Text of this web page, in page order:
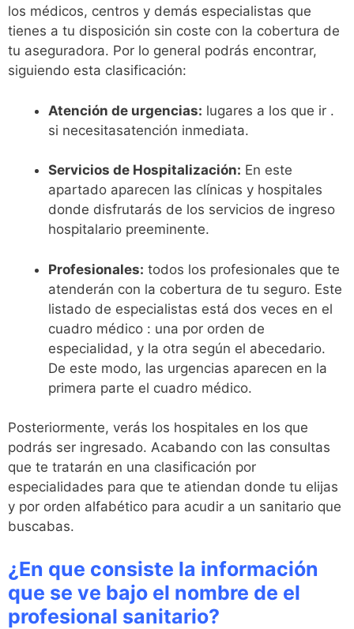
los médicos, centros y demás especialistas que
tienes a tu disposición sin coste con la cobertura de
tu aseguradora. Por lo general podrás encontrar,
siguiendo esta clasificación:
Atención de urgencias: lugares a los que ir .
si necesitasatención inmediata.
Servicios de Hospitalización: En este
apartado aparecen las clínicas y hospitales
donde disfrutarás de los servicios de ingreso
hospitalario preeminente.
Profesionales: todos los profesionales que te
atenderán con la cobertura de tu seguro. Este
listado de especialistas está dos veces en el
cuadro médico : una por orden de
especialidad, y la otra según el abecedario.
De este modo, las urgencias aparecen en la
primera parte el cuadro médico.
Posteriormente, verás los hospitales en los que
podrás ser ingresado. Acabando con las consultas
que te tratarán en una clasificación por
especialidades para que te atiendan donde tu elijas
y por orden alfabético para acudir a un sanitario que
buscabas.
¿En que consiste la información
que se ve bajo el nombre de el
profesional sanitario?